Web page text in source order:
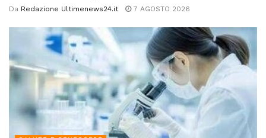
Da Redazione Ultimenews24.it 7 AGOSTO 2026